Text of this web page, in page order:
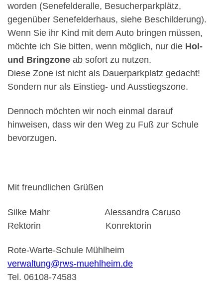
worden (Senefelderalle, Besucherparkplätz,
gegenüber Senefelderhaus, siehe Beschilderung).
Wenn Sie ihr Kind mit dem Auto bringen müssen,
möchte ich Sie bitten, wenn möglich, nur die Hol-
und Bringzone ab sofort zu nutzen.
Diese Zone ist nicht als Dauerparkplatz gedacht!
Sondern nur als Einstieg- und Ausstiegszone.
Dennoch möchten wir noch einmal darauf
hinweisen, dass wir den Weg zu Fuß zur Schule
bevorzugen.
Mit freundlichen Grüßen
Silke Mahr Alessandra Caruso
Rektorin Konrektorin
Rote-Warte-Schule Mühlheim
verwaltung@rws-muehlheim.de
Tel. 06108-74583